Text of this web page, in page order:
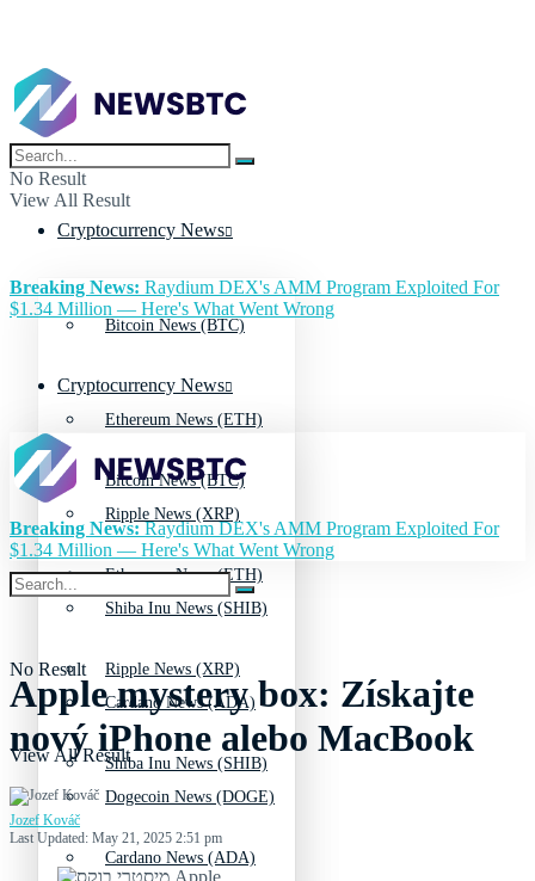
No Result
View All Result
Cryptocurrency News
Bitcoin News (BTC)
Ethereum News (ETH)
Ripple News (XRP)
Shiba Inu News (SHIB)
Cardano News (ADA)
Dogecoin News (DOGE)
Breaking News: Raydium DEX's AMM Program Exploited For
$1.34 Million — Here's What Went Wrong
Cryptocurrency News
Bitcoin News (BTC)
Ethereum News (ETH)
Ripple News (XRP)
Shiba Inu News (SHIB)
Cardano News (ADA)
No Result
View All Result
Breaking News:Raydium DEX's AMM Program Exploited For
$1.34 Million — Here's What Went Wrong
Apple mystery box: Získajte
nový iPhone alebo MacBook
Jozef Kováč
Last Updated: May 21, 2025 2:51 pm